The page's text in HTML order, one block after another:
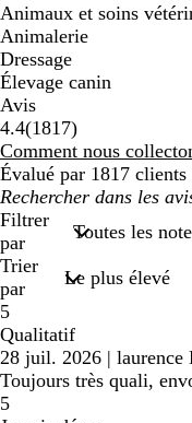
Animaux et soins
Animalerie
Dressage
Élevage canin
Avis
4.4(18171817
avis
)
Comment nous
Évalué par 1817 clients
Mes
recherches
saisies
Filtrer
par
Trier
par
5
Qualitatif
28 juil. 2026 | laurence
Toujours très quali,
5